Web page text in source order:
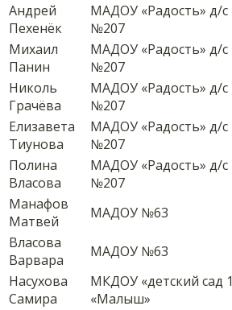
Андрей
Пехенёк
МАДОУ «Радость» д/с
№207
Михаил
Панин
МАДОУ «Радость» д/с
№207
Николь
Грачёва
МАДОУ «Радость» д/с
№207
Елизавета
Тиунова
МАДОУ «Радость» д/с
№207
Полина
Власова
МАДОУ «Радость» д/с
№207
Манафов
Матвей
МАДОУ №63
Власова
Варвара
МАДОУ №63
Насухова
Самира
МКДОУ «детский сад 1
«Малыш»